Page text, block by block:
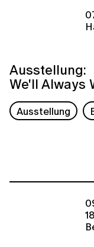
Ausstellung:
We'll Always
Ausstellung